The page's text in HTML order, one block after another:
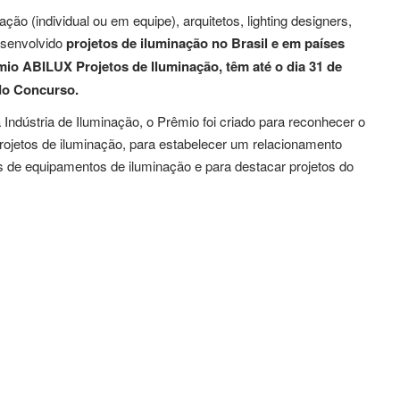
(individual ou em equipe), arquitetos, lighting designers,
projetos de iluminação no Brasil e em países
ABILUX Projetos de Iluminação,têm até o dia 31 de
Concurso.
de Iluminação, o Prêmio foi criado para reconhecer o
de iluminação, para estabelecer um relacionamento
equipamentos de iluminação e para destacar projetos do